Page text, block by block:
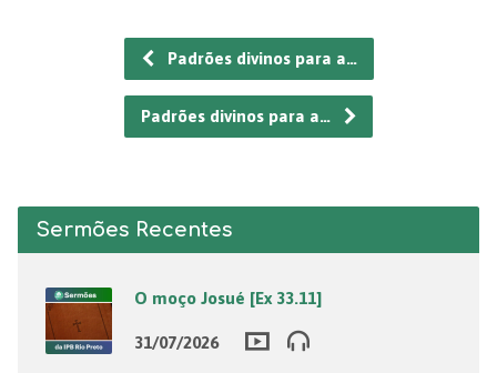
Padrões divinos para a…
Padrões divinos para a…
Sermões Recentes
O moço Josué [Ex 33.11]
31/07/2026